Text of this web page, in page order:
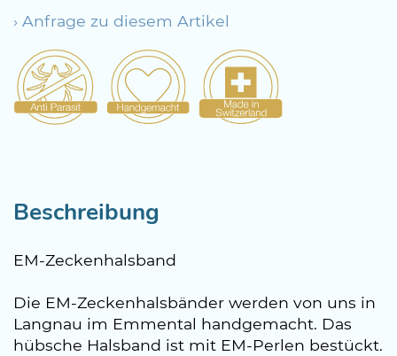
› Anfrage zu diesem Artikel
Beschreibung
EM-Zeckenhalsband
Die EM-Zeckenhalsbänder werden von uns in
Langnau im Emmental handgemacht. Das
hübsche Halsband ist mit EM-Perlen bestückt.